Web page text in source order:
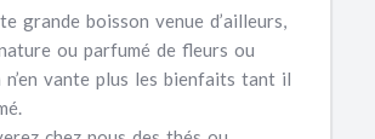
grande boisson venue d’ailleurs,
ou parfumé de fleurs ou
vante plus les bienfaits tant il